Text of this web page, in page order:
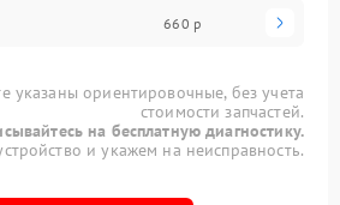
660 р
указаны ориентировочные, без учета
стоимости запчастей.
на бесплатную диагностику.
и укажем на неисправность.